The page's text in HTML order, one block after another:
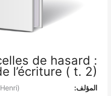
de hasard :
l’écriture ( t. 2)
المؤلف: